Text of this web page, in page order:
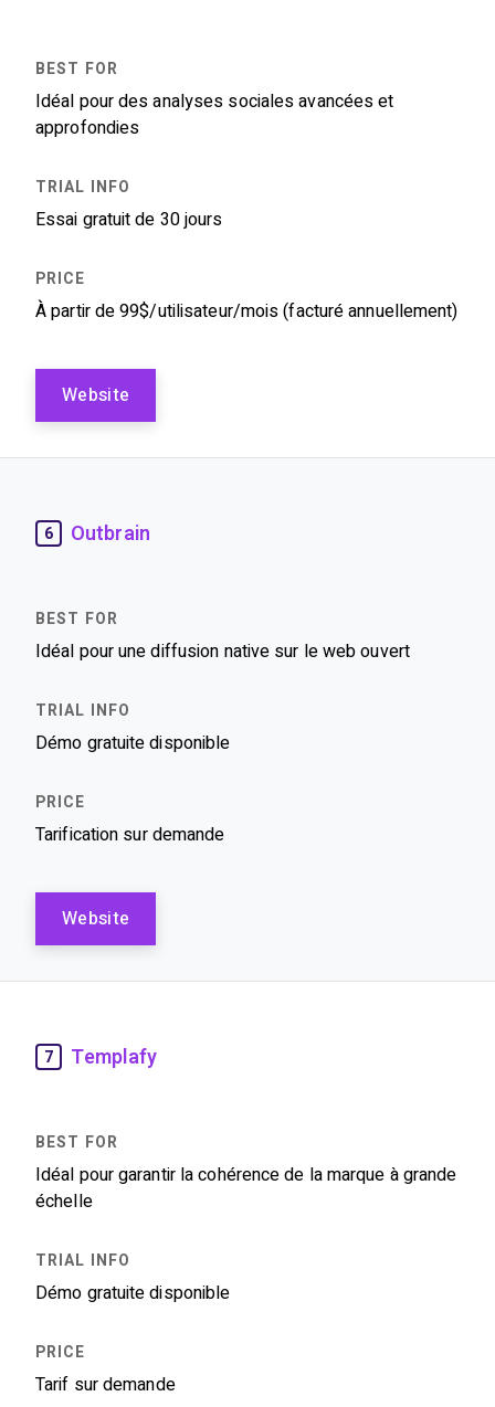
Idéal pour des analyses sociales avancées et
approfondies
Essai gratuit de 30 jours
À partir de 99$/utilisateur/mois (facturé annuellement)
Website
6 Outbrain
Idéal pour une diffusion native sur le web ouvert
Démo gratuite disponible
Tarification sur demande
Website
7 Templafy
Idéal pour garantir la cohérence de la marque à grande
échelle
Démo gratuite disponible
Tarif sur demande